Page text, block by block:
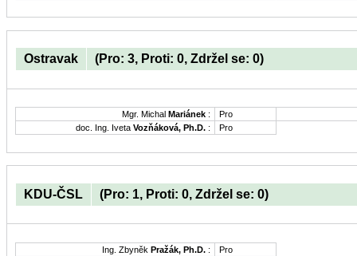
Ostravak (Pro: 3, Proti: 0, Zdržel se: 0)
Mgr. Michal Mariánek :
Pro
doc. Ing. Iveta Vozňáková, Ph.D. : Pro
KDU-ČSL (Pro: 1, Proti: 0, Zdržel se: 0)
Ing. Zbyněk Pražák, Ph.D. : Pro